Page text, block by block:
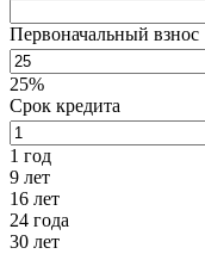
Первоначальный взнос
25%
Срок кредита
1 год
9 лет
16 лет
24 года
30 лет